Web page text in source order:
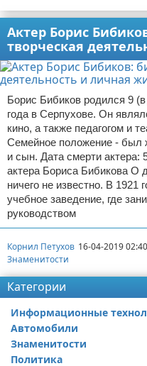
Актер Борис
творческая
Борис Бибиков родился 9
года в Серпухове. Он
кино, а также педагогом и
Семейное положение - был
и сын. Дата смерти актера:
актера Бориса Бибикова О
ничего не известно. В 1921
учебное заведение, где
руководством
Корнил Петухов 16-04-2019 02:40
Знаменитости
Категории
Информационные
Автомобили
Знаменитости
Политика